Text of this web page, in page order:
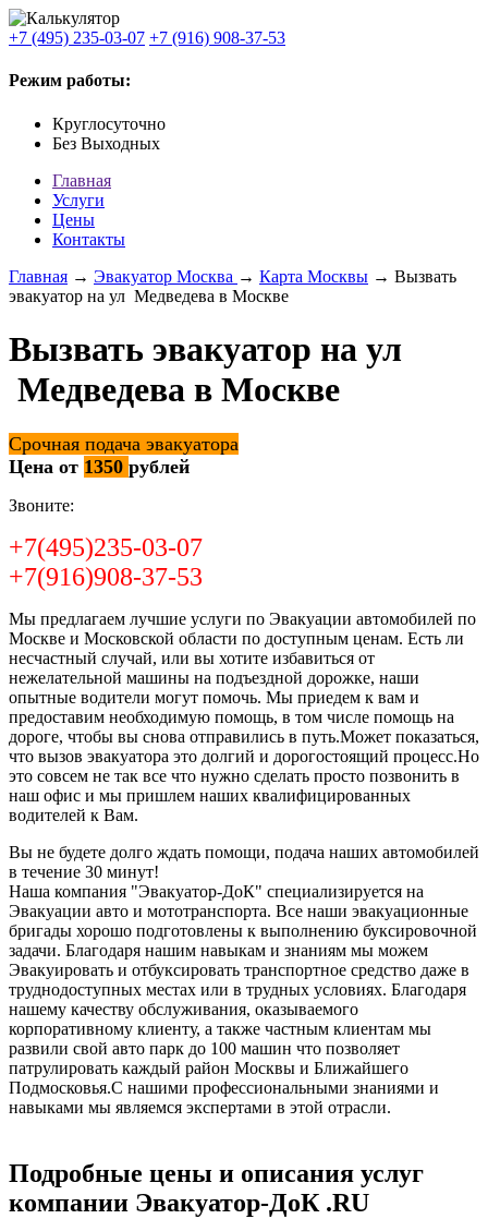
+7 (495) 235-03-07 +7 (916) 908-37-53
Режим работы:
Круглосуточно
Без Выходных
Главная
Услуги
Цены
Контакты
Главная → Эвакуатор Москва → Карта Москвы → Вызвать
эвакуатор на ул Медведева в Москве
Вызвать эвакуатор на ул
Медведева в Москве
Срочная подача эвакуатора
Цена от 1350 рублей
Звоните:
+7(495)235-03-07
+7(916)908-37-53
Мы предлагаем лучшие услуги по Эвакуации автомобилей по
Москве и Московской области по доступным ценам. Есть ли
несчастный случай, или вы хотите избавиться от
нежелательной машины на подъездной дорожке, наши
опытные водители могут помочь. Мы приедем к вам и
предоставим необходимую помощь, в том числе помощь на
дороге, чтобы вы снова отправились в путь.Может показаться,
что вызов эвакуатора это долгий и дорогостоящий процесс.Но
это совсем не так все что нужно сделать просто позвонить в
наш офис и мы пришлем наших квалифицированных
водителей к Вам.
Вы не будете долго ждать помощи, подача наших автомобилей
в течение 30 минут!
Наша компания "Эвакуатор-ДоК" специализируется на
Эвакуации авто и мототранспорта. Все наши эвакуационные
бригады хорошо подготовлены к выполнению буксировочной
задачи. Благодаря нашим навыкам и знаниям мы можем
Эвакуировать и отбуксировать транспортное средство даже в
труднодоступных местах или в трудных условиях. Благодаря
нашему качеству обслуживания, оказываемого
корпоративному клиенту, а также частным клиентам мы
развили свой авто парк до 100 машин что позволяет
патрулировать каждый район Москвы и Ближайшего
Подмосковья.С нашими профессиональными знаниями и
навыками мы являемся экспертами в этой отрасли.
Подробные цены и описания услуг
компании Эвакуатор-ДоК .RU